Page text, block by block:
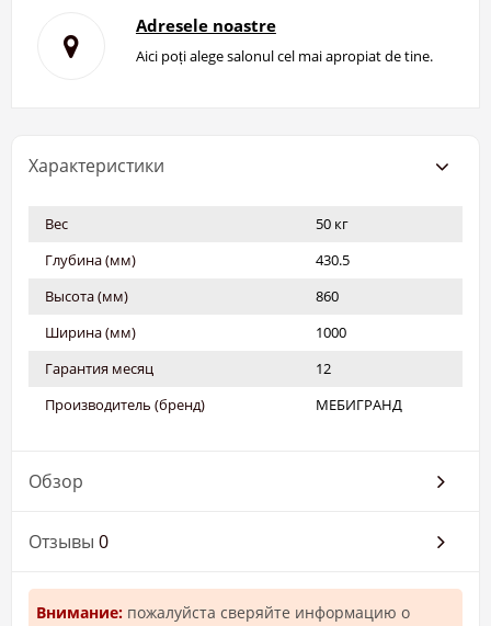
Adresele noastre
Aici poți alege salonul cel mai apropiat de tine.
Характеристики
Вес
50 кг
Глубина (мм)
430.5
Высота (мм)
860
Ширина (мм)
1000
Гарантия месяц
12
Производитель (бренд)
МЕБИГРАНД
Обзор
Отзывы 0
Внимание: пожалуйста сверяйте информацию о